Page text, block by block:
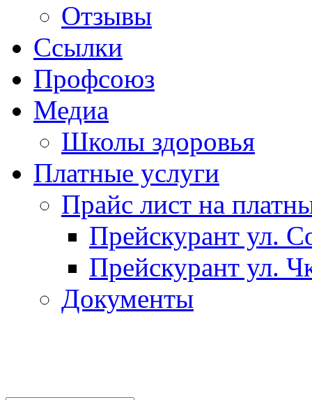
Отзывы
Ссылки
Профсоюз
Медиа
Школы здоровья
Платные услуги
Прайс лист на
Прейскурант ул.
Прейскурант ул.
Документы